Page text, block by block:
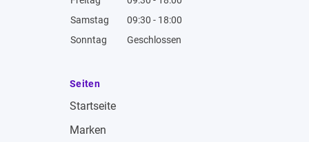
Samstag
09:30 - 18:00
Sonntag
Geschlossen
Seiten
Startseite
Marken